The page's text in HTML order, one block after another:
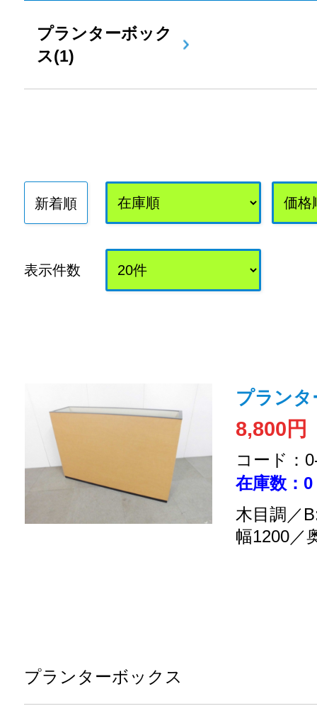
プランターボック
ス(1)
新着順
表示件数
プラン
8,800円
コード：
在庫数：0
木目調／
幅1200／
プランターボックス